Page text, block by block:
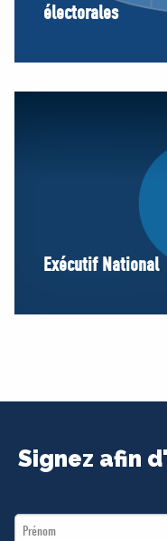
électorales
Exécutif National
Signez afin
First